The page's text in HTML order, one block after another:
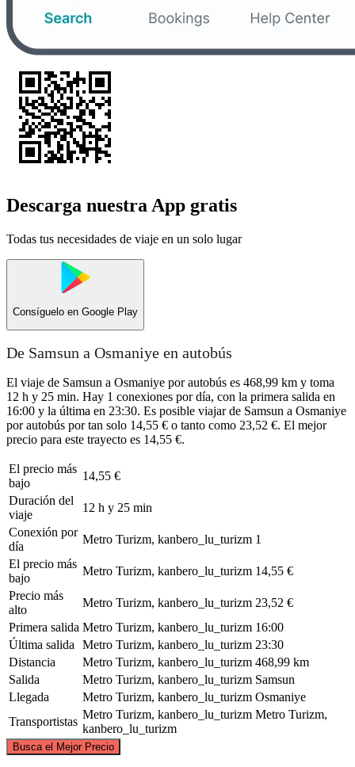
Descarga nuestra App gratis
Todas tus necesidades de viaje en un solo lugar
Consíguelo en Google Play
De Samsun a Osmaniye en autobús
El viaje de Samsun a Osmaniye por autobús es 468,99 km y toma
12 h y 25 min. Hay 1 conexiones por día, con la primera salida en
16:00 y la última en 23:30. Es posible viajar de Samsun a Osmaniye
por autobús por tan solo 14,55 € o tanto como 23,52 €. El mejor
precio para este trayecto es 14,55 €.
El precio más
bajo
14,55 €
Duración del
viaje
12 h y 25 min
Conexión por
día
Metro Turizm, kanbero_lu_turizm 1
El precio más
bajo
Metro Turizm, kanbero_lu_turizm 14,55 €
Precio más
alto
Metro Turizm, kanbero_lu_turizm 23,52 €
Primera salida Metro Turizm, kanbero_lu_turizm 16:00
Última salida
Metro Turizm, kanbero_lu_turizm 23:30
Distancia
Metro Turizm, kanbero_lu_turizm 468,99 km
Salida
Metro Turizm, kanbero_lu_turizm Samsun
Llegada
Metro Turizm, kanbero_lu_turizm Osmaniye
Transportistas
Metro Turizm, kanbero_lu_turizm Metro Turizm,
kanbero_lu_turizm
Busca el Mejor Precio